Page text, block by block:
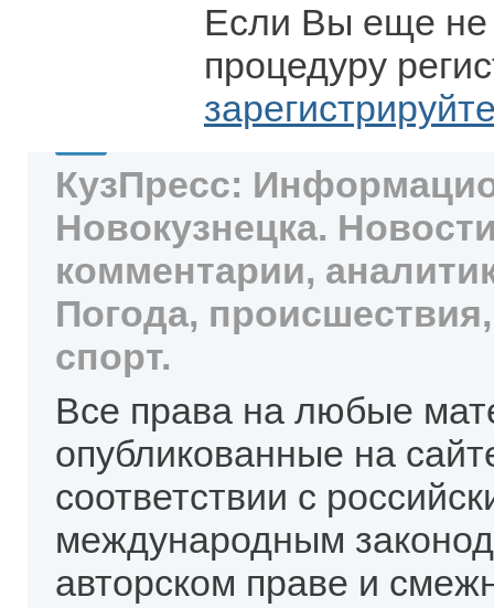
Если Вы еще не
процедуру
КузПресс:
Новокузнецка.
комментарии,
Погода,
спорт.
Все права на любые
опубликованные на
соответствии с
международным
авторском праве и